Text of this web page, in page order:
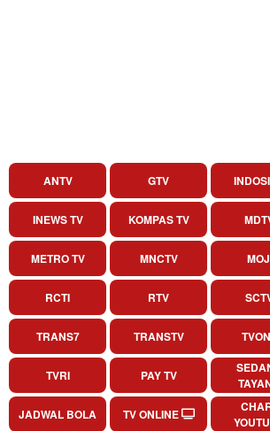
ANTV GTV
INEWS TV KOMPAS TV
METRO TV MNCTV
RCTI RTV
TRANS7 TRANSTV
TVRI PAY TV
JADWAL BOLA
TV ONLINE